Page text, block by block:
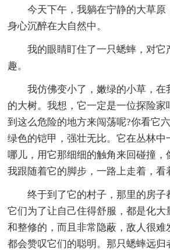
今天下午，我躺在宁静的大草原
身心沉醉在大自然中。
我的眼睛盯住了一只蟋蟀，对它
趣。
我仿佛变小了，嫩绿的小草，在
的大树。我想，它一定是一位探险家
到这么危险的地方来闯荡呢?你看它
绿色的铠甲，强壮无比。它在丛林中
哪儿，用它那细细的触角来回碰撞，
我跟随着它的脚步，一路上走着，看
终于到了它的村子，那里的房子
它们为了让自己住得舒服，都是化大
和整修的，而且非常隐蔽，敌人很难
都会赞叹它们的聪明。那只蟋蟀远归